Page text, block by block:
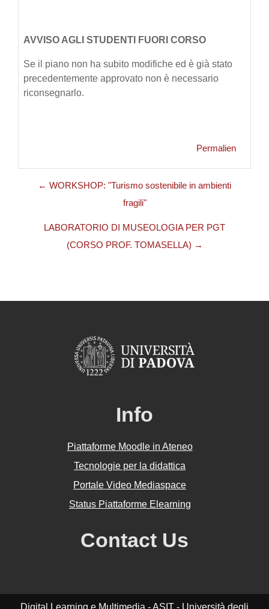
AVVISO AGLI STUDENTI FUORI CORSO
Se il piano non ha subito modifiche ed è già stato
precedentemente approvato non è necessario
riconsegnarlo.
Permalien
← WORKSHOP: "Turismo sostenibile in ambienti
fragili"
LABORATORIO DI MUSEOLOGIA PER PGT
(CORSO PROF. TOMASELLA) →
Info
Piattaforme Moodle in Ateneo
Tecnologie per la didattica
Portale Video Mediaspace
Status Piattaforme Elearning
Contact Us
Digital Learning e Multimedia - ASIT - Università degli